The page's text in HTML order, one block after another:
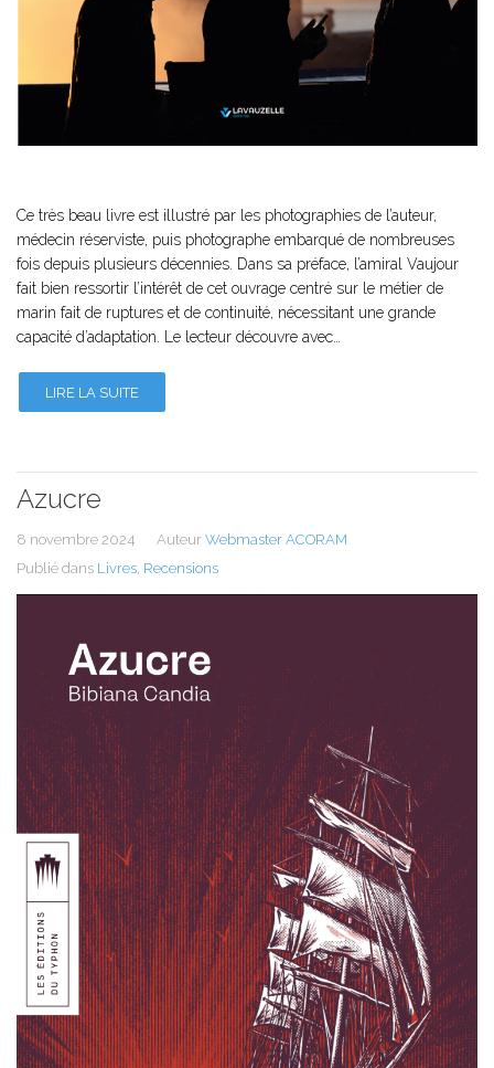
Ce très beau livre est illustré par les photographies de l’auteur,
médecin réserviste, puis photographe embarqué de nombreuses
fois depuis plusieurs décennies. Dans sa préface, l’amiral Vaujour
fait bien ressortir l’intérêt de cet ouvrage centré sur le métier de
marin fait de ruptures et de continuité, nécessitant une grande
capacité d’adaptation. Le lecteur découvre avec…
LIRE LA SUITE
Azucre
8 novembre 2024 Auteur Webmaster ACORAM
Publié dans Livres Recensions